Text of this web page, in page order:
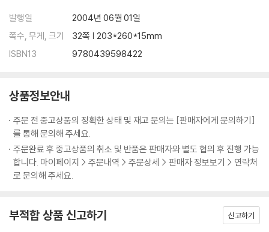
발행일
2004년 06월 01일
쪽수, 무게, 크기
32쪽 | 203*260*15mm
ISBN13
9780439598422
상품정보안내
주문 전 중고상품의 정확한 상태 및 재고 문의는 [판매자에게 문의하기]
를 통해 문의해 주세요.
주문완료 후 중고상품의 취소 및 반품은 판매자와 별도 협의 후 진행 가능
합니다. 마이페이지 > 주문내역 > 주문상세 > 판매자 정보보기 > 연락처
로 문의해 주세요.
부적합 상품 신고하기 신고하기